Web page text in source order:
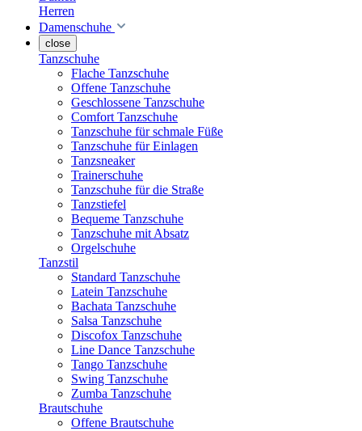
Herren
Damenschuhe
close
Tanzschuhe
Flache Tanzschuhe
Offene Tanzschuhe
Geschlossene Tanzschuhe
Comfort Tanzschuhe
Tanzschuhe für schmale Füße
Tanzschuhe für Einlagen
Tanzsneaker
Trainerschuhe
Tanzschuhe für die Straße
Tanzstiefel
Bequeme Tanzschuhe
Tanzschuhe mit Absatz
Orgelschuhe
Tanzstil
Standard Tanzschuhe
Latein Tanzschuhe
Bachata Tanzschuhe
Salsa Tanzschuhe
Discofox Tanzschuhe
Line Dance Tanzschuhe
Tango Tanzschuhe
Swing Tanzschuhe
Zumba Tanzschuhe
Brautschuhe
Offene Brautschuhe